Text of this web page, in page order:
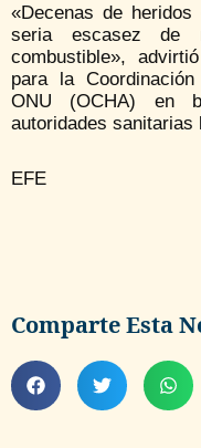
«Decenas de
seria escasez de
combustible»,
para la
ONU (OCHA) en
autoridades sanitarias
EFE
Comparte Esta